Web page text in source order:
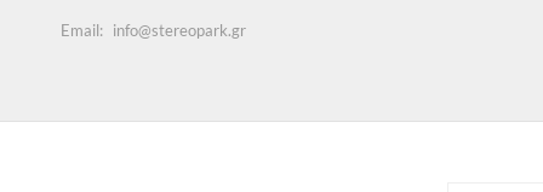
Email: info@stereopark.gr